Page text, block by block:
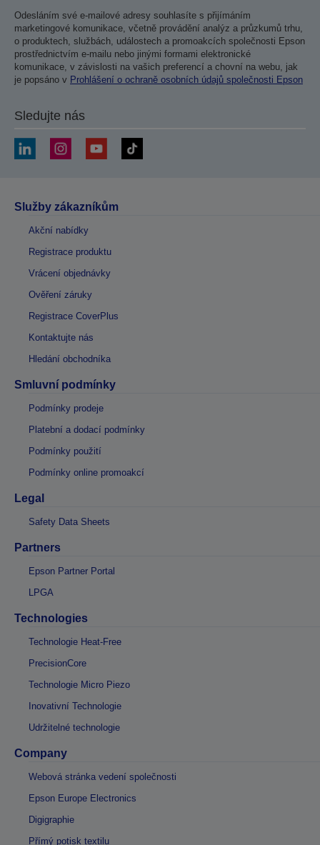
Odesláním své e-mailové adresy souhlasíte s přijímáním
marketingové komunikace, včetně provádění analýz a průzkumů trhu,
o produktech, službách, událostech a promoakcích společnosti Epson
prostřednictvím e-mailu nebo jinými formami elektronické
komunikace, v závislosti na vašich preferencí a chovní na webu, jak
je popsáno v Prohlášení o ochraně osobních údajů společnosti Epson
Sledujte nás
Služby zákazníkům
Akční nabídky
Registrace produktu
Vrácení objednávky
Ověření záruky
Registrace CoverPlus
Kontaktujte nás
Hledání obchodníka
Smluvní podmínky
Podmínky prodeje
Platební a dodací podmínky
Podmínky použití
Podmínky online promoakcí
Legal
Safety Data Sheets
Partners
Epson Partner Portal
LPGA
Technologies
Technologie Heat-Free
PrecisionCore
Technologie Micro Piezo
Inovativní Technologie
Udržitelné technologie
Company
Webová stránka vedení společnosti
Epson Europe Electronics
Digigraphie
Přímý potisk textilu